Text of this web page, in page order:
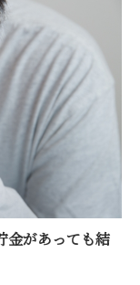
金があっても結